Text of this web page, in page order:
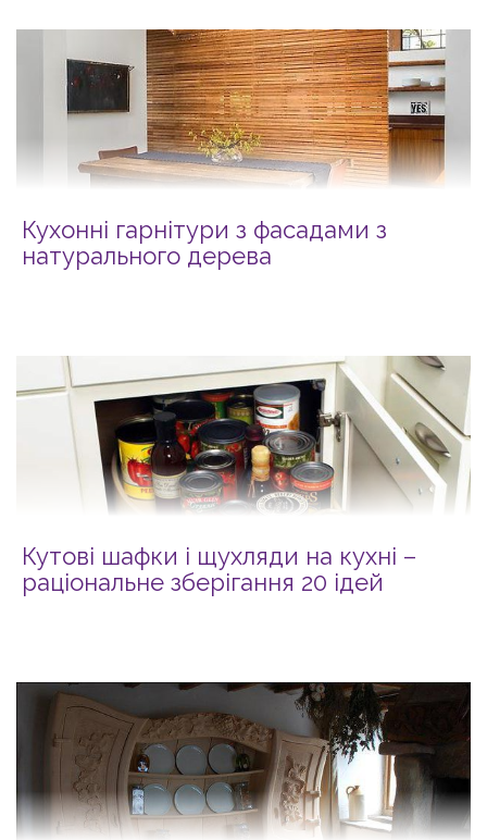
Кухонні гарнітури з фасадами з
натурального дерева
Кутові шафки і щухляди на кухні –
раціональне зберігання 20 ідей